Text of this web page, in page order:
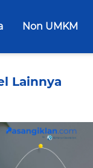
Non UMKM
Lainnya